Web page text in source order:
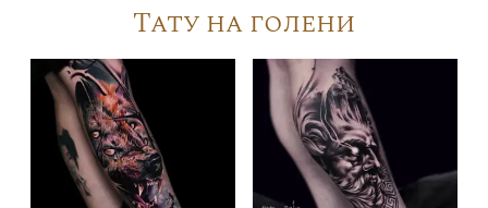
Тату на голени